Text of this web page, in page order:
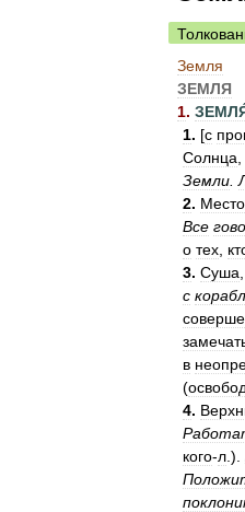
Земля
ЗЕМЛЯ
1.
1. [с
Солнца
Земли
2. Место
Все
о тех
3. Суша
с
в
(
4.
кого-л .).